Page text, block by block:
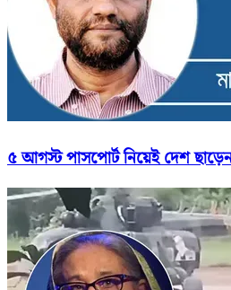
৫ আগস্ট পাসপোর্ট নিয়েই দেশ